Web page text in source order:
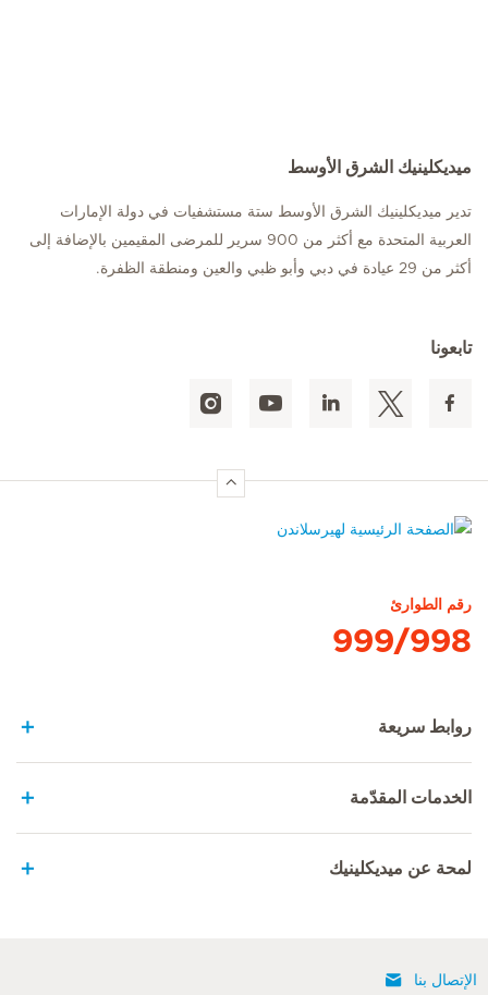
ميديكلينيك الشرق الأوسط
تدير ميديكلينيك الشرق الأوسط ستة مستشفيات في دولة الإمارات
العربية المتحدة مع أكثر من 900 سرير للمرضى المقيمين بالإضافة إلى
أكثر من 29 عيادة في دبي وأبو ظبي والعين ومنطقة الظفرة.
تابعونا
رقم الطوارئ
999/998
روابط سريعة
الخدمات المقدّمة
لمحة عن ميديكلينيك
الإتصال بنا